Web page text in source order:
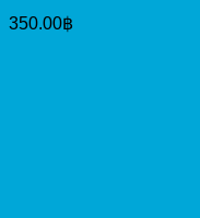
350.00฿